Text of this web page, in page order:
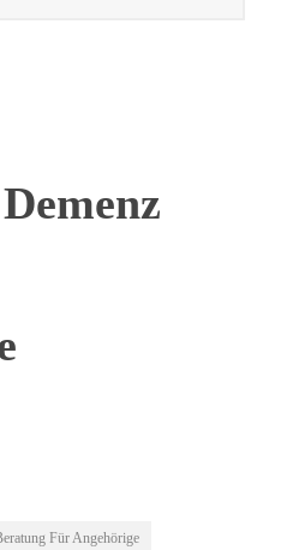
Für Angehörige